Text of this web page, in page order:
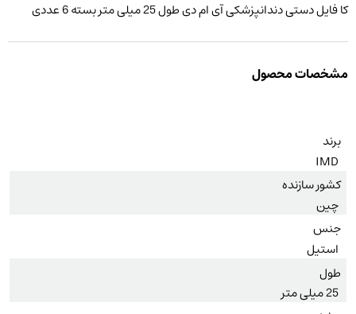
کا فایل دستی دندانپزشکی آی ام دی طول 25 میلی متر بسته 6 عددی
مشخصات محصول
برند
IMD
کشور سازنده
چین
جنس
استیل
طول
25 میلی متر